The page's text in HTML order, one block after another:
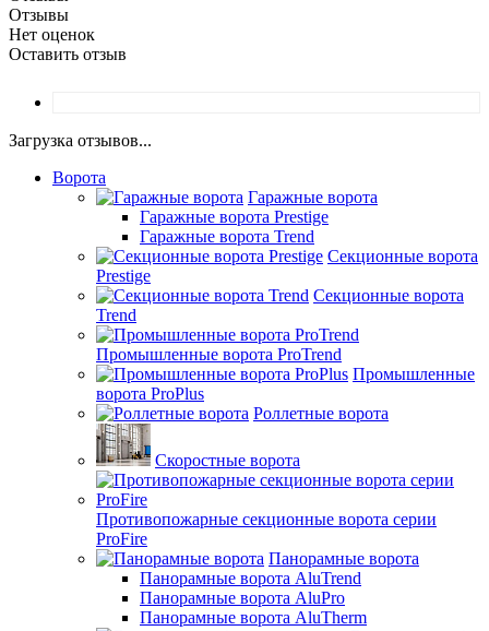
Отзывы
Нет оценок
Оставить отзыв
Загрузка отзывов...
Ворота
Гаражные ворота
Гаражные ворота Prestige
Гаражные ворота Trend
Секционные ворота
Prestige
Секционные ворота
Trend
Промышленные ворота ProTrend
Промышленные
ворота ProPlus
Роллетные ворота
Скоростные ворота
Противопожарные секционные ворота серии
ProFire
Панорамные ворота
Панорамные ворота AluTrend
Панорамные ворота AluPro
Панорамные ворота AluTherm